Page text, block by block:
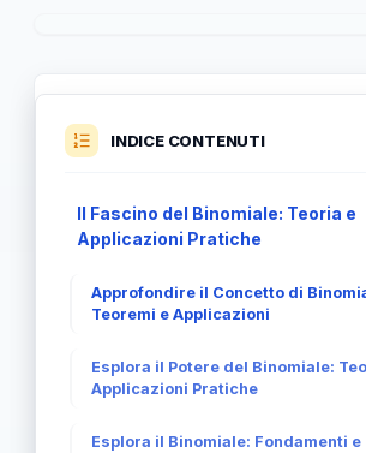
INDICE CONTENUTI
Il Fascino del Binomiale: Teoria e
Applicazioni Pratiche
Approfondire il Concetto di
Teoremi e Applicazioni
Esplora il Potere del Binomiale:
Applicazioni Pratiche
Esplora il Binomiale: Fondamenti e